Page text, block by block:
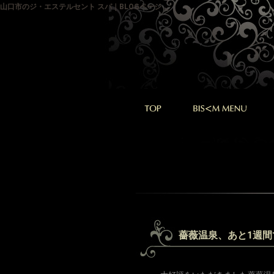
山口市のジ・エステルセント スパ｜BLOGページ
薔薇温泉、あと1週